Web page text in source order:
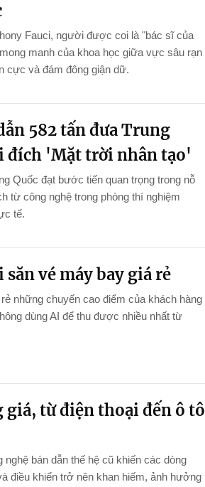
Fauci, người được coi là "bác sĩ của
manh của khoa học giữa vực sâu rạn
cực và đám đông giận dữ.
582 tấn đưa Trung
đích 'Mặt trời nhân tạo'
Quốc đạt bước tiến quan trọng trong nỗ
từ công nghệ trong phòng thí nghiệm
tế.
vé máy bay giá rẻ
những chuyến cao điểm của khách hàng
dùng AI để thu được nhiều nhất từ
giá, từ điện thoại đến ô tô
bán dẫn thế hệ cũ khiến các dòng
điều khiển trở nên khan hiếm, ảnh hưởng